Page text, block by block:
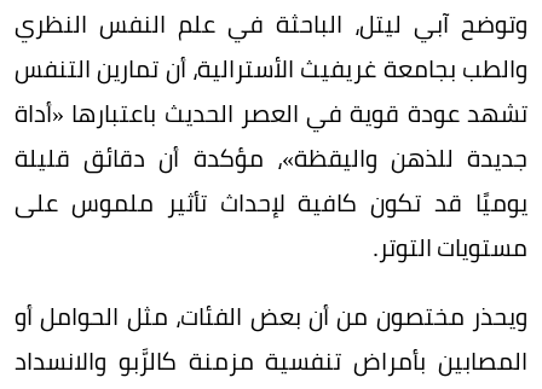
وتوضح آبي ليتل، الباحثة في علم النفس النظري
والطب بجامعة غريفيث الأسترالية، أن تمارين التنفس
تشهد عودة قوية في العصر الحديث باعتبارها «أداة
جديدة للذهن واليقظة»، مؤكدة أن دقائق قليلة
يوميًا قد تكون كافية لإحداث تأثير ملموس على
مستويات التوتر.
ويحذر مختصون من أن بعض الفئات، مثل الحوامل أو
المصابين بأمراض تنفسية مزمنة كالرَّبو والانسداد